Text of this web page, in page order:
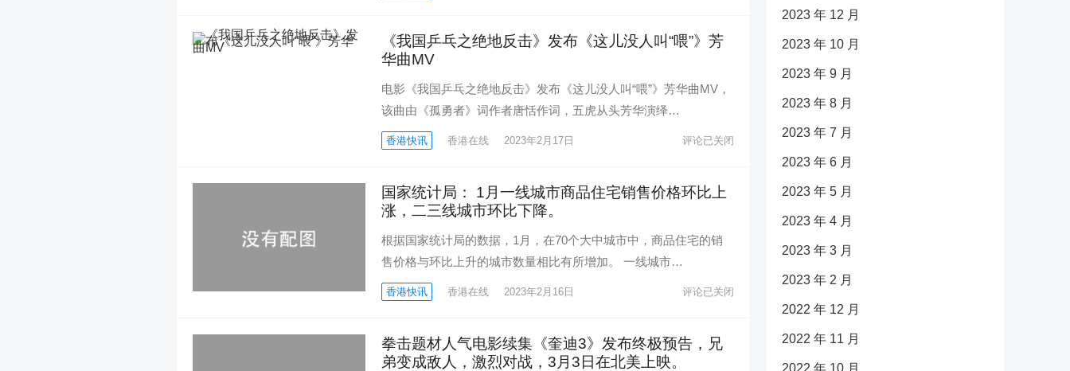
《我国乒乓之绝地反击》发布《这儿没人叫“喂”》芳
华曲MV
电影《我国乒乓之绝地反击》发布《这儿没人叫“喂”》芳华曲MV，
该曲由《孤勇者》词作者唐恬作词，五虎从头芳华演绎…
香港快讯 香港在线 2023年2月17日 评论已关闭
国家统计局： 1月一线城市商品住宅销售价格环比上
涨，二三线城市环比下降。
根据国家统计局的数据，1月，在70个大中城市中，商品住宅的销
售价格与环比上升的城市数量相比有所增加。 一线城市…
香港快讯 香港在线 2023年2月16日 评论已关闭
拳击题材人气电影续集《奎迪3》发布终极预告，兄
弟变成敌人，激烈对战，3月3日在北美上映。
2023 年 12 月
2023 年 10 月
2023 年 9 月
2023 年 8 月
2023 年 7 月
2023 年 6 月
2023 年 5 月
2023 年 4 月
2023 年 3 月
2023 年 2 月
2022 年 12 月
2022 年 11 月
2022 年 10 月